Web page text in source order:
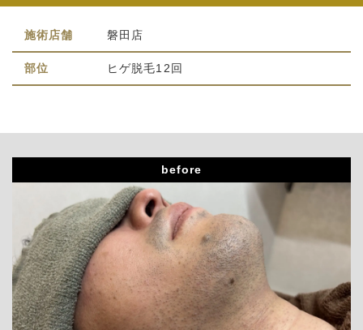
施術店舗 磐田店
部位 ヒゲ脱毛12回
before